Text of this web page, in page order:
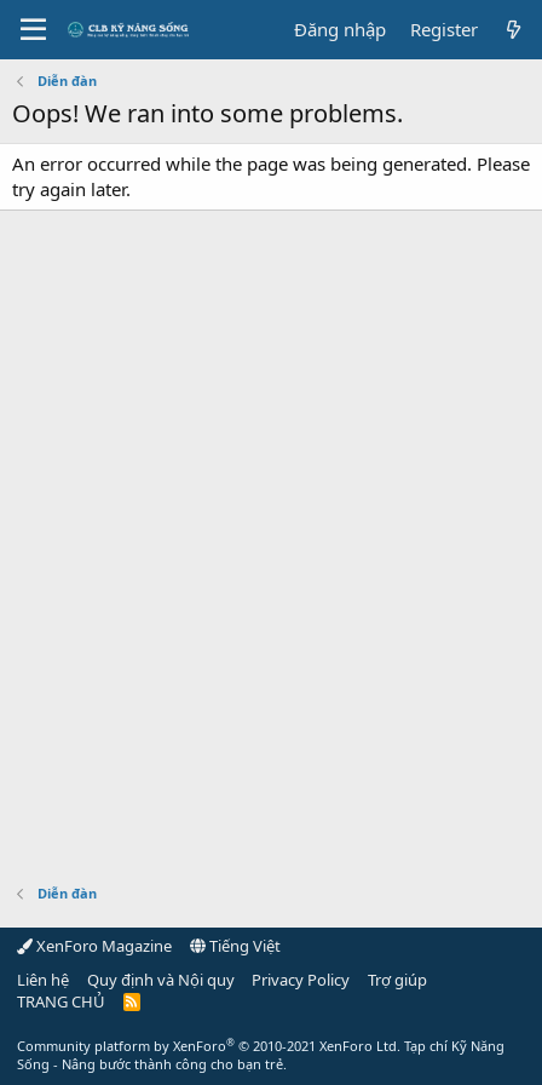
Đăng nhập Register
Diễn đàn
Oops! We ran into some problems.
An error occurred while the page was being generated. Please
try again later.
Diễn đàn
XenForo Magazine
Tiếng Việt
Liên hệ
Quy định và Nội quy Privacy Policy
Trợ giúp
TRANG CHỦ
R
Community platform by XenForo® © 2010-2021 XenForo Ltd. Tạp chí Kỹ Năng
Sống - Nâng bước thành công cho bạn trẻ.